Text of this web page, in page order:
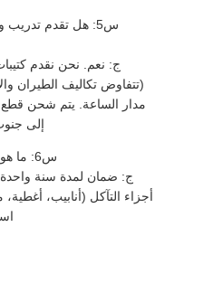
س5: هل تقدم تدريب
ج: نعم. نحن نقدم
(تتفاوض تكاليف الطيران
إلى
س6: ما هو الضمان وما الذي لا يغطي؟
ج: ضمان لمدة سنة
أجزاء التآكل (أنابيب،